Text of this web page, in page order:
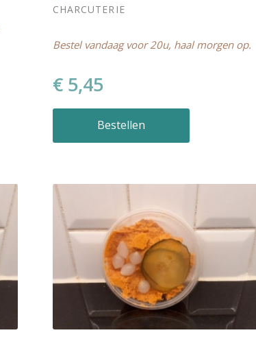
CHARCUTERIE
Bestel vandaag voor 20u, haal morgen op.
€ 5,45
Bestellen